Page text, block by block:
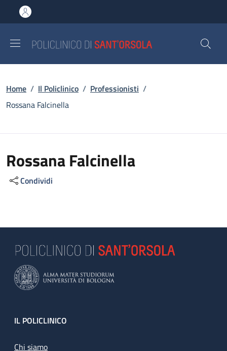
al contenuto principale
to footer content
Briciole di pane
Home / Il Policlinico / Professionisti /
Rossana Falcinella
Rossana Falcinella
Condividi
Footer
IL POLICLINICO
Chi siamo